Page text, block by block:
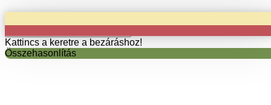
Kattincs a keretre a bezáráshoz!
Összehasonlítás